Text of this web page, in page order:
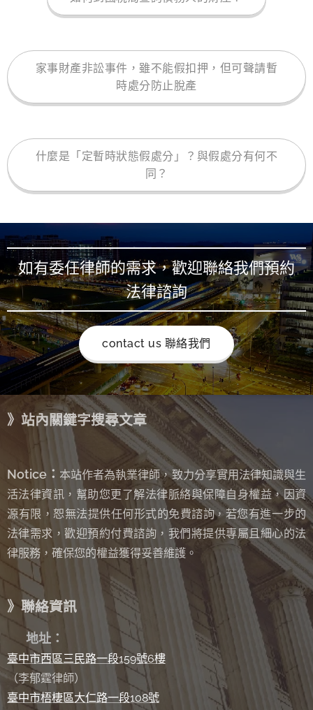
家事財產非訟事件，雖不能假扣押，但可聲請暫
時處分防止脫產
什麼是「定暫時狀態假處分」？與假處分有何不
同？
如有委任律師的需求，歡迎聯絡我們預約
法律諮詢
contact us 聯絡我們
》站內關鍵字搜尋文章
Notice： 本站作者為執業律師，致力分享實用法律知識與生
活法律資訊，幫助您更了解法律脈絡與保障自身權益，因資
源有限，恕無法提供任何形式的免費諮詢， 若您有進一步的
法律需求，歡迎預約付費諮詢，我們將提供專屬且細心的法
律服務，確保您的權益獲得妥善維護。
》聯絡資訊
地址：
臺中市西區三民路一段159號6樓
（李郁霆律師）
臺中市梧棲區大仁路一段108號